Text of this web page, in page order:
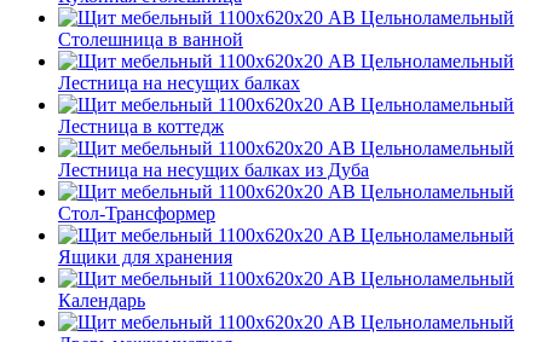
Столешница в ванной
Лестница на несущих балках
Лестница в коттедж
Лестница на несущих балках из Дуба
Стол-Трансформер
Ящики для хранения
Календарь